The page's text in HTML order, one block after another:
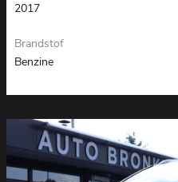
2017
Brandstof
Benzine